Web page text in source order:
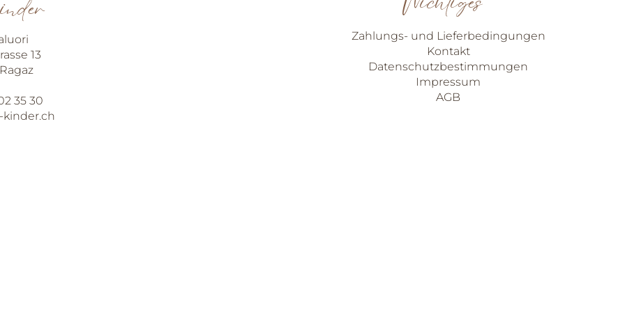
13
35 30
Zahlungs- und Lieferbedingungen
Kontakt
Datenschutzbestimmungen
Impressum
AGB